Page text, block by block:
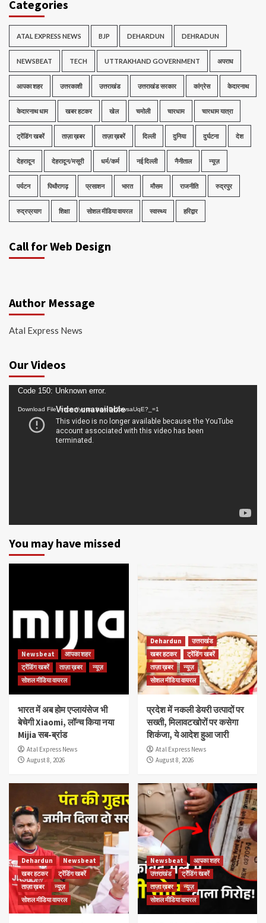
Categories
ATAL EXPRESS NEWS BJP DEHARDUN DEHRADUN
NEWSBEAT TECH UTTRAKHAND GOVERNMENT अपराध
आपका शहर उत्तरकाशी उत्तराखंड उत्तराखंड सरकार कांग्रेस केदारनाथ
केदारनाथ धाम खबर हटकर खेल चमोली चारधाम चारधाम यात्रा
ट्रेंडिंग खबरें ताज़ा ख़बर ताज़ा ख़बरें दिल्ली दुनिया दुर्घटना देश
देहरादून देहरादून/मसूरी धर्म/कर्म नई दिल्ली नैनीताल न्यूज़
पर्यटन पिथौरागढ़ प्रसाशन भारत मौसम राजनीति रुद्रपुर
रुद्रप्रयाग शिक्षा सोशल मीडिया वायरल स्वास्थ्य हरिद्वार
Call for Web Design
Author Message
Atal Express News
Our Videos
Video
Player
Code 150: Unknown error.
Download File: https://youtu.be/oDc2zwsaUqE?_=1
You may have missed
Newsbeat
आपका शहर
ट्रेंडिंग खबरें
ताज़ा ख़बर
न्यूज़
सोशल मीडिया वायरल
भारत में अब होम एप्लायंसेज भी
बेचेगी Xiaomi, लॉन्च किया नया
Mijia सब-ब्रांड
Atal Express News
August 8, 2026
Dehardun
उत्तराखंड
खबर हटकर
ट्रेंडिंग खबरें
ताज़ा ख़बर
न्यूज़
सोशल मीडिया वायरल
प्रदेश में नकली डेयरी उत्पादों पर
सख्ती, मिलावटखोरों पर कसेगा
शिकंजा, ये आदेश हुआ जारी
Atal Express News
August 8, 2026
Dehardun
Newsbeat
खबर हटकर
ट्रेंडिंग खबरें
ताज़ा ख़बर
न्यूज़
सोशल मीडिया वायरल
Newsbeat
आपका शहर
उत्तराखंड
ट्रेंडिंग खबरें
ताज़ा ख़बर
न्यूज़
सोशल मीडिया वायरल